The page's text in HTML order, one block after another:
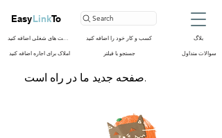
EasyLinkTo
فرصت های شغلی اضافه کنید
املاک برای اجاره اضافه کنید
Search
کسب و کار خود را اضافه کنید
جستجو با فیلتر
بلاگ
سوالات متداول
صفحه جدید ما در راه است.